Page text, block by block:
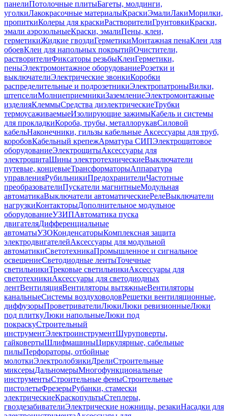
панелиПотолочные плитыБагеты, молдинги,
уголкиЛакокрасочные материалыКраскиЭмалиЛакиМорилки,
пропиткиКолеры для краскиРастворителиГрунтовкиКраски,
эмали аэрозольныеКраски, эмалиПены, клеи,
герметикиЖидкие гвоздиГерметикиМонтажная пенаКлеи для
обоевКлеи для напольных покрытийОчистители,
растворителиФиксаторы резьбыКлеиГерметики,
пеныЭлектромонтажное оборудованиеРозетки и
выключателиЭлектрические звонкиКоробки
распределительные и подрозетникиЭлектропатроныВилки,
штепселиМолниеприемникиЗаземлениеЭлектромонтажные
изделияКлеммыСредства диэлектрическиеТрубки
термоусаживаемыеИзолирующие зажимыКабель и системы
для прокладкиКороба, трубы, металлорукавСиловой
кабельНаконечники, гильзы кабельные Аксессуары для труб,
коробовКабельный крепежАрматура СИПЭлектрощитовое
оборудованиеЭлектрощитыАксессуары для
электрощитаШины электротехническиеВыключатели
путевые, концевыеТрансформаторыАппаратура
управленияРубильникиПредохранителиЧастотные
преобразователиПускатели магнитныеМодульная
автоматикаВыключатели автоматическиеРелеВыключатели
нагрузкиКонтакторыДополнительное модульное
оборудованиеУЗИПАвтоматика пуска
двигателяДифференциальные
автоматыУЗОКонденсаторыКомплексная защита
электродвигателейАксессуары для модульной
автоматикиСветотехникаПромышленное и сигнальное
освещениеСветодиодные лентыТочечные
светильникиТрековые светильникиАксессуары для
светотехникиАксессуары для светодиодных
лентВентиляцияВентиляторы вытяжныеВентиляторы
канальныеСистемы воздуховодовРешетки вентиляционные,
диффузорыПроветривателиЛюкиЛюки ревизионныеЛюки
под плиткуЛюки напольныеЛюки под
покраскуСтроительный
инструментЭлектроинструментШуруповерты,
гайковертыШлифмашиныЦиркулярные, сабельные
пилыПерфораторы, отбойные
молоткиЭлектролобзикиДрелиСтроительные
миксерыДальномерыМногофункциональные
инструментыСтроительные феныСтроительные
пистолетыФрезерыРубанки, стамески
электрическиеКраскопультыСтеплеры,
гвоздезабивателиЭлектрические ножницы, резакиНасадки для